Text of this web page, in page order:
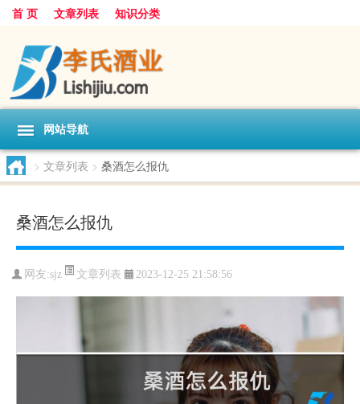
首 页 文章列表 知识分类
网站导航
> 文章列表 > 桑酒怎么报仇
桑酒怎么报仇
网友:sjz 文章列表 2023-12-25 21:58:56